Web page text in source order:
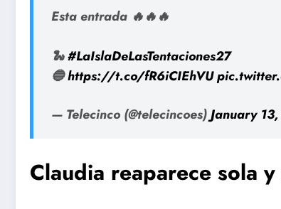
Esta entrada 🔥🔥🔥
🐍#LaIslaDeLasTentaciones27
🔵https://t.co/fR6iCIEhVU
— Telecinco (@telecincoes)January
Claudia reaparece sola